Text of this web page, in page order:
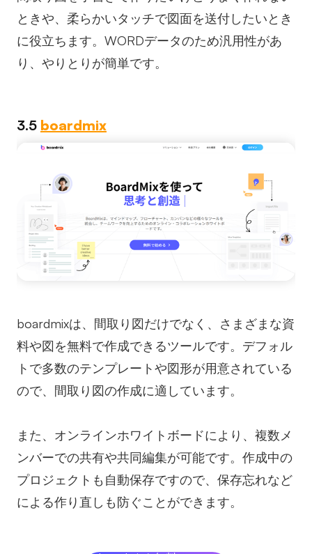
ときや、柔らかいタッチで図面を送付したいとき
に役立ちます。WORDデータのため汎用性があ
り、やりとりが簡単です。
3.5 boardmix
boardmixは、間取り図だけでなく、さまざまな資
料や図を無料で作成できるツールです。デフォル
トで多数のテンプレートや図形が用意されている
ので、間取り図の作成に適しています。
また、オンラインホワイトボードにより、複数メ
ンバーでの共有や共同編集が可能です。作成中の
プロジェクトも自動保存ですので、保存忘れなど
による作り直しも防ぐことができます。